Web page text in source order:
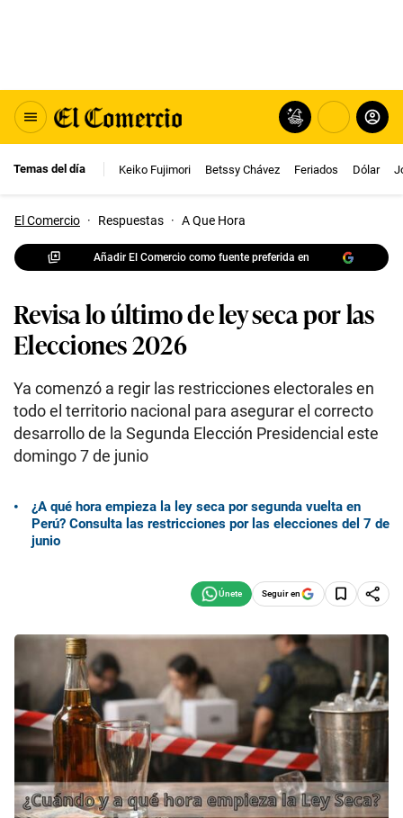
Temas del día Keiko Fujimori Betssy Chávez Feriados Dólar
El Comercio · Respuestas · A Que Hora
Añadir El Comercio como fuente preferida en
Revisa lo último de ley seca por las
Elecciones 2026
Ya comenzó a regir las restricciones electorales en
todo el territorio nacional para asegurar el correcto
desarrollo de la Segunda Elección Presidencial este
domingo 7 de junio
¿A qué hora empieza la ley seca por segunda vuelta en
Perú? Consulta las restricciones por las elecciones del 7 de
junio
Seguir en